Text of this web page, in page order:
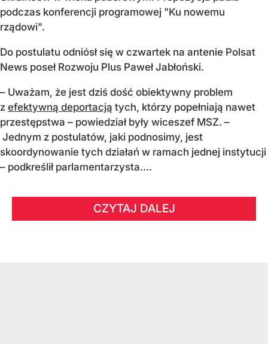
podczas konferencji programowej "Ku nowemu
rządowi".
Do postulatu odniósł się w czwartek na antenie Polsat
News poseł Rozwoju Plus Paweł Jabłoński.
– Uważam, że jest dziś dość obiektywny problem
z efektywną deportacją tych, którzy popełniają nawet
przestępstwa – powiedział były wiceszef MSZ. –
Jednym z postulatów, jaki podnosimy, jest
skoordynowanie tych działań w ramach jednej instytucji
– podkreślił parlamentarzysta....
CZYTAJ DALEJ